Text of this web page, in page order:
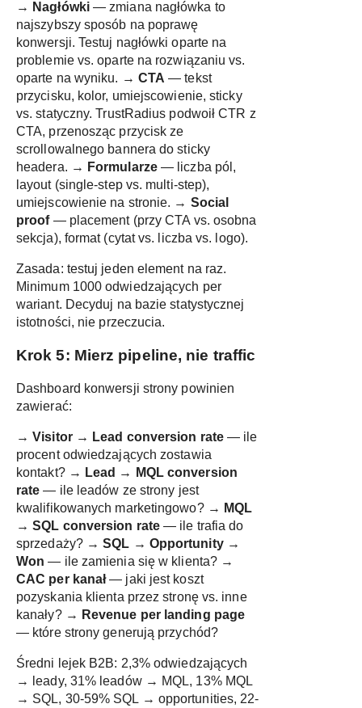
→ Nagłówki— zmiana nagłówka to
najszybszy sposób na poprawę
konwersji. Testuj nagłówki oparte na
problemie vs. oparte na rozwiązaniu vs.
oparte na wyniku. → CTA — tekst
przycisku, kolor, umiejscowienie, sticky
vs. statyczny. TrustRadius podwoił CTR z
CTA, przenosząc przycisk ze
scrollowalnego bannera do sticky
headera. → Formularze— liczba pól,
layout (single-step vs. multi-step),
umiejscowienie na stronie. → Social
proof— placement (przy CTA vs. osobna
sekcja), format (cytat vs. liczba vs. logo).
Zasada: testuj jeden element na raz.
Minimum 1000 odwiedzających per
wariant. Decyduj na bazie statystycznej
istotności, nie przeczucia.
Krok 5: Mierz pipeline, nie traffic
Dashboard konwersji strony powinien
zawierać:
→Visitor → Lead conversion rate— ile
procent odwiedzających zostawia
kontakt? → Lead → MQL conversion
rate — ile leadów ze strony jest
kwalifikowanych marketingowo? → MQL
→ SQL conversion rate— ile trafia do
sprzedaży? →SQL → Opportunity →
Won — ile zamienia się w klienta? →
CAC per kanał— jaki jest koszt
pozyskania klienta przez stronę vs. inne
kanały? → Revenue per landing page
— które strony generują przychód?
Średni lejek B2B: 2,3% odwiedzających
→ leady, 31% leadów → MQL, 13% MQL
→ SQL, 30-59% SQL → opportunities, 22-